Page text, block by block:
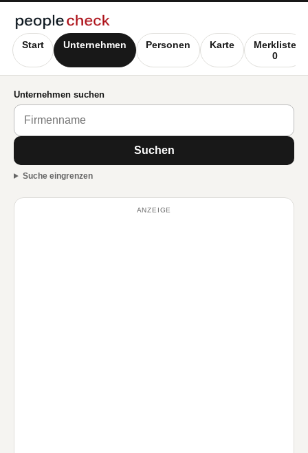
Start Unternehmen Personen Karte
Merkliste
0
Unternehmen suchen
Suchen
Suche eingrenzen
ANZEIGE